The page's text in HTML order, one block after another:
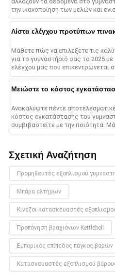
την ικανοποίηση των μελών και
του γυμναστηρίου επενδύοντας
Μάθετε πώς να επιλέξετε τις
για το γυμναστήριό σας το 2025
ελέγχου μας που επικεντρώνεται
ποιότητα του υλικού, τις
Ανακαλύψτε πέντε
κόστος εγκατάστασης του
συμβιβαστείτε με την ποιότητα.
εξοπλισμό χονδρικής, να
Σχετική Αναζήτηση
Προμηθευτές εξοπλισμού
Μπάρα αλτήρων
Κινέζοι κατασκευαστές
Προπόνηση βραχιόνων Kettlebell
Εμπορικός επίπεδος πάγκος βαρών
Κατασκευαστές εξοπλισμού